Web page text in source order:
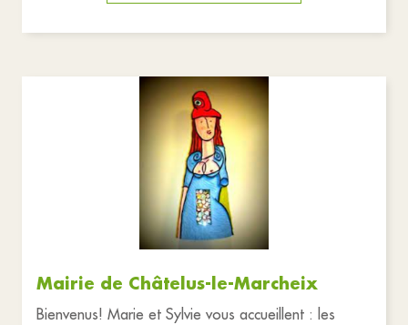
Mairie de Châtelus-le-Marcheix
Bienvenus! Marie et Sylvie vous accueillent : les